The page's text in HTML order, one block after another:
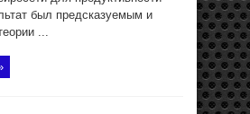
был предсказуемым и
...